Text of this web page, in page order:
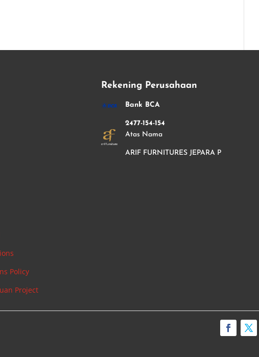
Policy
Project
Rekening Perusahaan
Bank BCA
2477-154-154
Atas Nama
ARIF FURNITURES JEPARA P